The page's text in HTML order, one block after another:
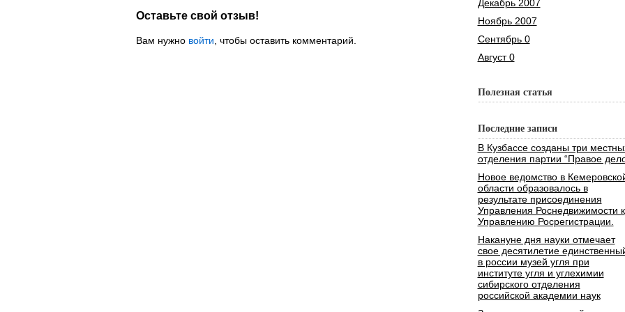
Оставьте свой отзыв!
Вам нужно войти , чтобы оставить комментарий.
Декабрь 2007
Ноябрь 2007
Сентябрь 0
Август 0
Полезная статья
Последние записи
В Кузбассе созданы три
отделения партии “Правое
Новое ведомство в
области образовалось в
результате присоединения
Управления Роснедвижимости к
Управлению Росрегистрации.
Накануне дня науки отмечает
свое десятилетие
в россии музей угля при
институте угля и углехимии
сибирского отделения
российской академии наук